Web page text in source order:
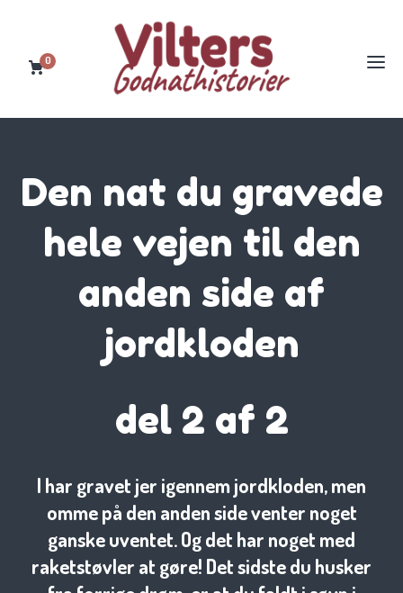
0
Den nat du gravede
hele vejen til den
anden side af
jordkloden
del 2 af 2
I har gravet jer igennem jordkloden, men
omme på den anden side venter noget
ganske uventet. Og det har noget med
raketstøvler at gøre! Det sidste du husker